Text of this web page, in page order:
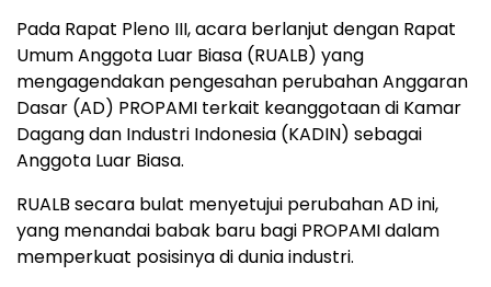
Pada Rapat Pleno III, acara berlanjut dengan Rapat
Umum Anggota Luar Biasa (RUALB) yang
mengagendakan pengesahan perubahan Anggaran
Dasar (AD) PROPAMI terkait keanggotaan di Kamar
Dagang dan Industri Indonesia (KADIN) sebagai
Anggota Luar Biasa.
RUALB secara bulat menyetujui perubahan AD ini,
yang menandai babak baru bagi PROPAMI dalam
memperkuat posisinya di dunia industri.